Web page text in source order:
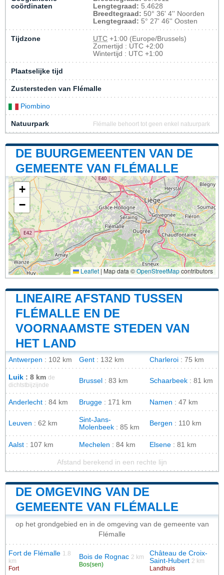
coördinaten
Lengtegraad: 5.4628
Breedtegraad: 50° 36' 4'' Noorden
Lengtegraad: 5° 27' 46'' Oosten
Tijdzone UTC +1:00 (Europe/Brussels)
Zomertijd : UTC +2:00
Wintertijd : UTC +1:00
Plaatselijke tijd
Zustersteden van Flémalle
Piombino
Natuurpark Flémalle behoort tot geen enkel natuurpark
DE BUURGEMEENTEN VAN DE
GEMEENTE VAN FLÉMALLE
+
−
Leaflet | Map data ©OpenStreetMapcontributors
LINEAIRE AFSTAND TUSSEN
FLÉMALLE EN DE
VOORNAAMSTE STEDEN VAN
HET LAND
Antwerpen : 102 km Gent : 132 km Charleroi : 75 km
Luik : 8 km de
dichtstbijzijnde
Brussel : 83 km Schaarbeek : 81 km
Anderlecht : 84 km Brugge : 171 km Namen : 47 km
Leuven : 62 km
Sint-Jans-
Molenbeek : 85 km
Bergen : 110 km
Aalst : 107 km Mechelen : 84 km Elsene : 81 km
Afstand berekend in een rechte lijn
DE OMGEVING VAN DE
GEMEENTE VAN FLÉMALLE
op het grondgebied en in de omgeving van de gemeente van
Flémalle
Fort de Flémalle 1.8
km
Fort
Bois de Rognac 2 km
Bos(sen)
Château de Croix-
Saint-Hubert 2 km
Landhuis